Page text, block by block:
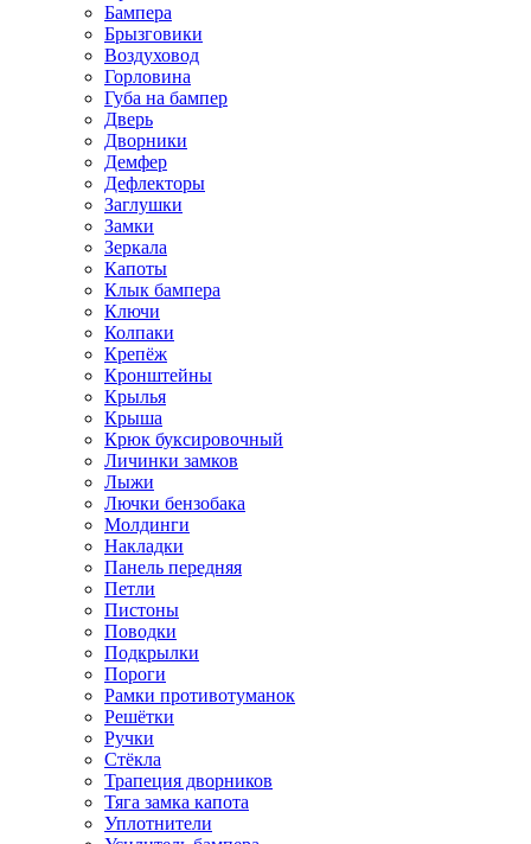
Бампера
Брызговики
Воздуховод
Горловина
Губа на бампер
Дверь
Дворники
Демфер
Дефлекторы
Заглушки
Замки
Зеркала
Капоты
Клык бампера
Ключи
Колпаки
Крепёж
Кронштейны
Крылья
Крыша
Крюк буксировочный
Личинки замков
Лыжи
Лючки бензобака
Молдинги
Накладки
Панель передняя
Петли
Пистоны
Поводки
Подкрылки
Пороги
Рамки противотуманок
Решётки
Ручки
Стёкла
Трапеция дворников
Тяга замка капота
Уплотнители